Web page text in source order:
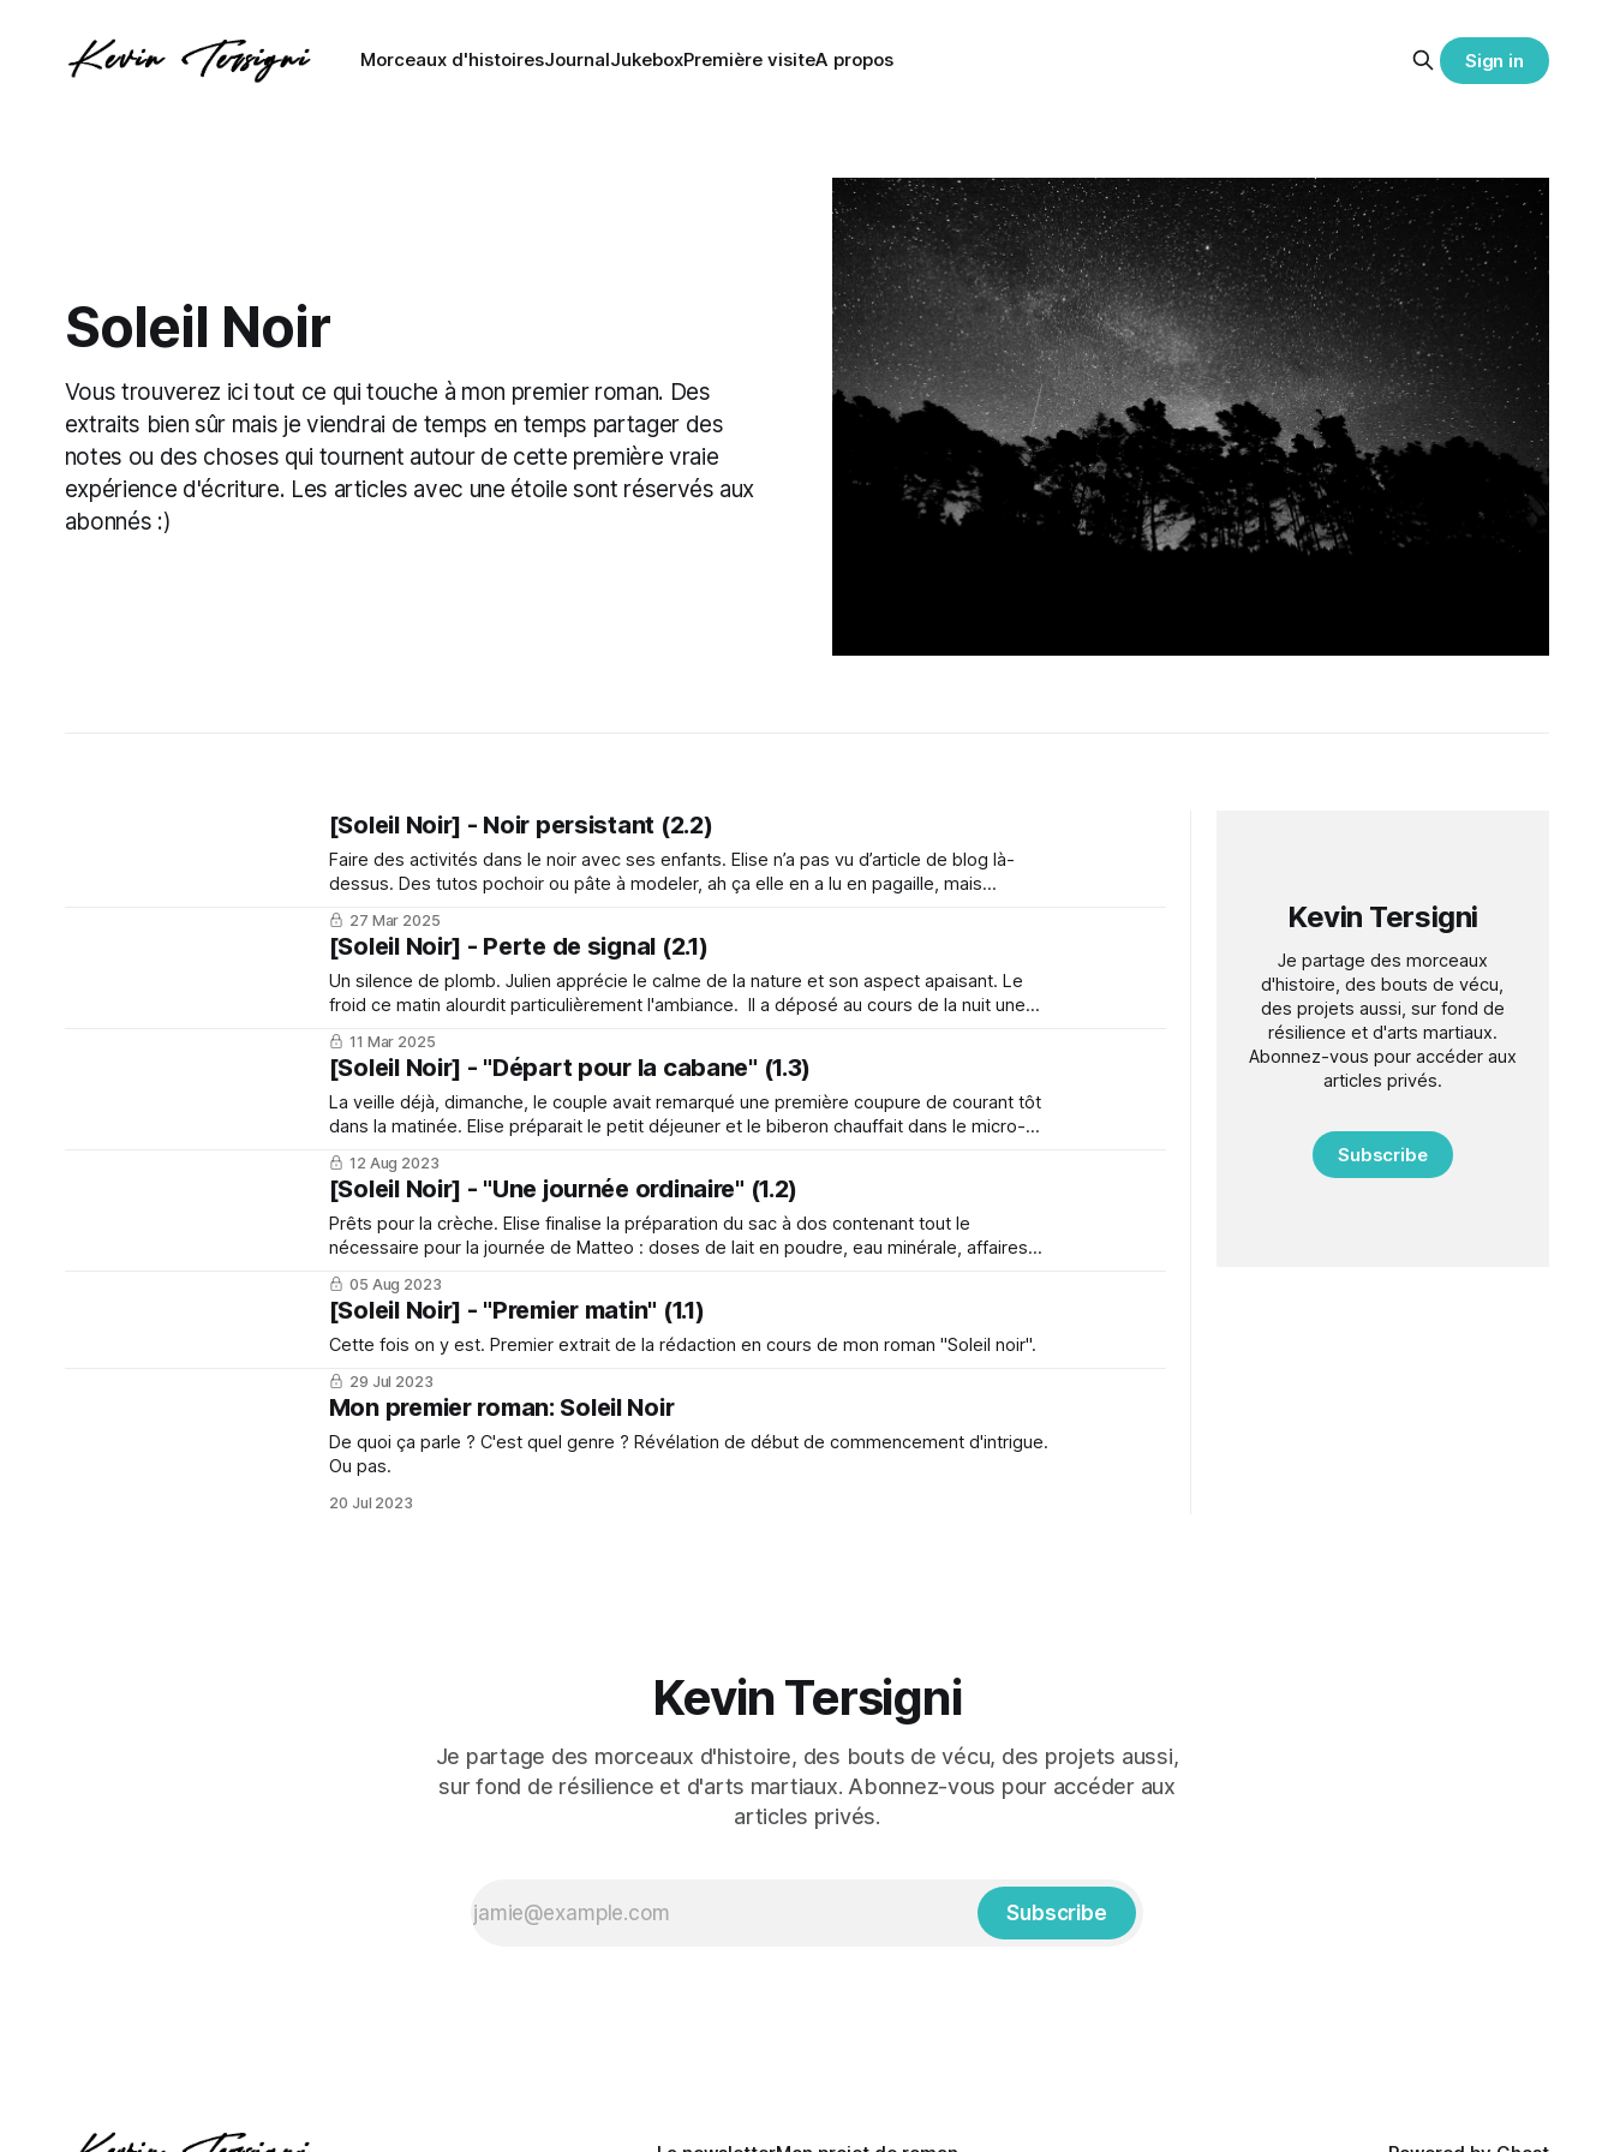
Morceaux d'histoiresJournalJukeboxPremière visiteA propos Sign in
Soleil Noir
Vous trouverez ici tout ce qui touche à mon premier roman. Des
extraits bien sûr mais je viendrai de temps en temps partager des
notes ou des choses qui tournent autour de cette première vraie
expérience d'écriture. Les articles avec une étoile sont réservés aux
abonnés :)
[Soleil Noir] - Noir persistant (2.2)
Faire des activités dans le noir avec ses enfants. Elise n’a pas vu d’article de blog là-
dessus. Des tutos pochoir ou pâte à modeler, ah ça elle en a lu en pagaille, mais
27 Mar 2025
[Soleil Noir] - Perte de signal (2.1)
Un silence de plomb. Julien apprécie le calme de la nature et son aspect apaisant. Le
froid ce matin alourdit particulièrement l'ambiance. Il a déposé au cours de la nuit une
fine couche de givre sur les branches et les cimes des arbres. Tout est maculé de blanc
11 Mar 2025
[Soleil Noir] - "Départ pour la cabane" (1.3)
La veille déjà, dimanche, le couple avait remarqué une première coupure de courant tôt
dans la matinée. Elise préparait le petit déjeuner et le biberon chauffait dans le micro-
ondes quand il s’est soudainement arrêté, tandis que les lumières s’étaient éteintes. Et
puis tout s’était remis en
12 Aug 2023
[Soleil Noir] - "Une journée ordinaire" (1.2)
Prêts pour la crèche. Elise finalise la préparation du sac à dos contenant tout le
nécessaire pour la journée de Matteo : doses de lait en poudre, eau minérale, affaires
de rechange et carnet de liaison. Grâce à ce réveil plus matinal que prévu, elle a pu
prendre de l'
05 Aug 2023
[Soleil Noir] - "Premier matin" (1.1)
Cette fois on y est. Premier extrait de la rédaction en cours de mon roman "Soleil noir".
29 Jul 2023
Mon premier roman: Soleil Noir
De quoi ça parle ? C'est quel genre ? Révélation de début de commencement d'intrigue.
Ou pas.
20 Jul 2023
Kevin Tersigni
Je partage des morceaux
d'histoire, des bouts de vécu,
des projets aussi, sur fond de
résilience et d'arts martiaux.
Abonnez-vous pour accéder aux
articles privés.
Subscribe
Kevin Tersigni
Je partage des morceaux d'histoire, des bouts de vécu, des projets aussi,
sur fond de résilience et d'arts martiaux. Abonnez-vous pour accéder aux
articles privés.
Subscribe